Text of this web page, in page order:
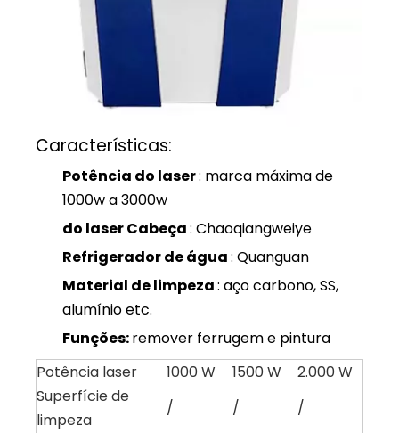
Características:
Potência do laser: marca máxima de
1000w a 3000w
do laserCabeça: Chaoqiangweiye
Refrigerador de água: Quanguan
Material de limpeza: aço carbono, SS,
alumínio etc.
Funções:remover ferrugem e pintura
Potência laser
1000 W 1500 W
2.000 W
Superfície de
limpeza
/ /
/